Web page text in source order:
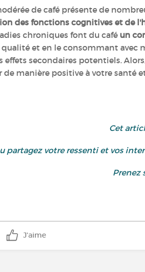
de café présente de
des fonctions cognitives et de
chroniques font du café un
et en le consommant avec
secondaires potentiels.
manière positive à votre santé
Cet
partagez votre ressenti et vos
Prenez
J'aime